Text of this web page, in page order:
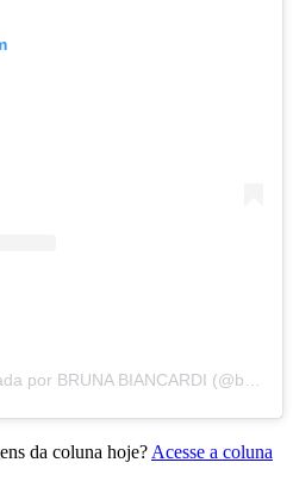
da coluna hoje? Acesse a coluna